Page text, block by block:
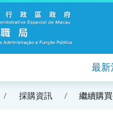
最新
/ 採購資訊 / 繼續購